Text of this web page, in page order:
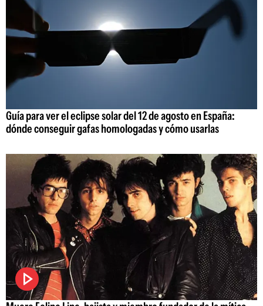
Guía para ver el eclipse solar del 12 de agosto en España:
dónde conseguir gafas homologadas y cómo usarlas